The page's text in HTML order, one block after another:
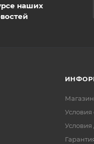
наших
Условия
Условия